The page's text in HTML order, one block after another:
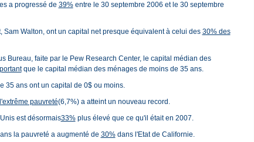
a progressé de 39%entre le 30 septembre 2006 et le 30 septembre
Walton, ont un capital net presque équivalent à celui des 30% des
Bureau, faite par le Pew Research Center, le capital médian des
que le capital médian des ménages de moins de 35 ans.
35 ans ont un capital de 0$ ou moins.
l'extrême pauvreté(6,7%) a atteint un nouveau record.
est désormais33%plus élevé que ce qu'il était en 2007.
la pauvreté a augmenté de 30%dans l'Etat de Californie.